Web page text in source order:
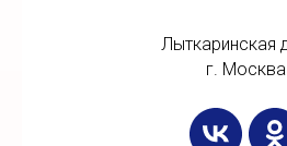
Лыткаринская
г. Москва